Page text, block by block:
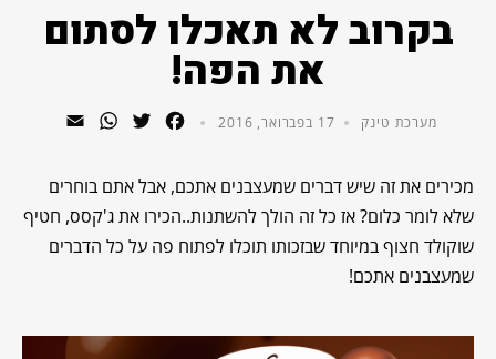
בקרוב לא תאכלו לסתום
את הפה!
מערכת טינק 17 בפברואר, 2016 Facebook
Twitter
WhatsApp
מכירים את זה שיש דברים שמעצבנים אתכם, אבל אתם בוחרים
שלא לומר כלום? אז כל זה הולך להשתנות..הכירו את ג'קסס, חטיף
שוקולד חצוף במיוחד שבזכותו תוכלו לפתוח פה על כל הדברים
שמעצבנים אתכם!